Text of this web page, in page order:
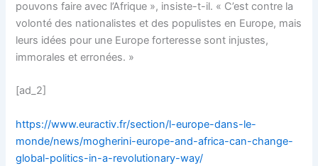
pouvons faire avec l’Afrique », insiste-t-il. « C’est contre la
volonté des nationalistes et des populistes en Europe, mais
leurs idées pour une Europe forteresse sont injustes,
immorales et erronées. »
[ad_2]
https://www.euractiv.fr/section/l-europe-dans-le-
monde/news/mogherini-europe-and-africa-can-change-
global-politics-in-a-revolutionary-way/